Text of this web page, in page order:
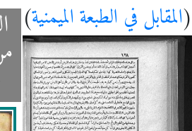
(المقابل في الطبعة الميمنية)